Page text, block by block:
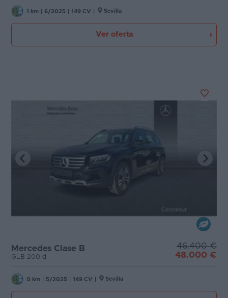
1 km 6/2025 149 CV Sevilla
Ver oferta
Mercedes Clase B
GLB 200 d
46.400 €
48.000 €
0 km 5/2025 149 CV Sevilla